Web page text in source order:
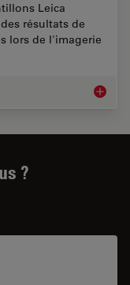
Leica
résultats de
lors de l'imagerie
Flux de
?